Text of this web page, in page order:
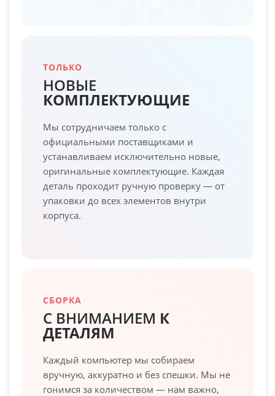
ТОЛЬКО
НОВЫЕ
КОМПЛЕКТУЮЩИЕ
Мы сотрудничаем только с
официальными поставщиками и
устанавливаем исключительно новые,
оригинальные комплектующие. Каждая
деталь проходит ручную проверку — от
упаковки до всех элементов внутри
корпуса.
СБОРКА
С ВНИМАНИЕМ К
ДЕТАЛЯМ
Каждый компьютер мы собираем
вручную, аккуратно и без спешки. Мы не
гонимся за количеством — нам важно,